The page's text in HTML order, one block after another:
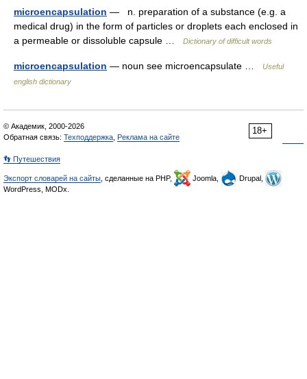
microencapsulation — n. preparation of a substance (e.g. a
medical drug) in the form of particles or droplets each enclosed in
a permeable or dissoluble capsule …
Dictionary of difficult words
microencapsulation — noun see microencapsulate …
Useful
english dictionary
18+
© Академик, 2000-2026
Обратная связь: Техподдержка Реклама на сайте
👣 Путешествия
Экспорт словарей на сайты , сделанные на PHP, Joomla,
Drupal,
WordPress, MODx.